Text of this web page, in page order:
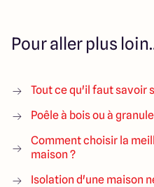
Pour aller plus
Tout ce qu'il faut savoir
Poêle à bois ou à
Comment choisir la
maison ?
Isolation d'une maison